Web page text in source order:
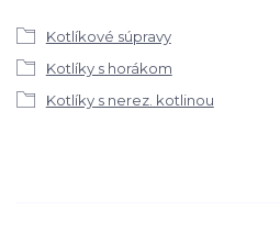
Kotlíkové súpravy
Kotlíky s horákom
Kotlíky s nerez. kotlinou